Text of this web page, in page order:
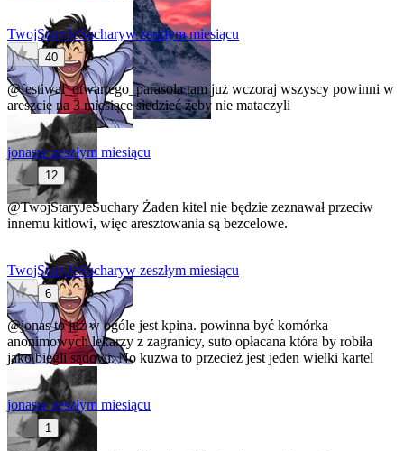
TwojStaryJeSucharyw zeszłym miesiącu
40
@festiwal_otwartego_parasolatam już wczoraj wszyscy powinni w
areszcie na 3 miesiące siedzieć żeby nie mataczyli
jonasw zeszłym miesiącu
12
@TwojStaryJeSuchary Żaden kitel nie będzie zeznawał przeciw
innemu kitlowi, więc aresztowania są bezcelowe.
TwojStaryJeSucharyw zeszłym miesiącu
6
@jonasto już w ogóle jest kpina. powinna być komórka
anonimowych lekarzy z zagranicy, suto opłacana która by robiła
jako biegli sądowi. No kuzwa to przecież jest jeden wielki kartel
jonasw zeszłym miesiącu
1